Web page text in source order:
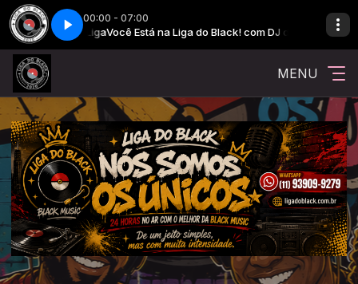
00:00 - 07:00
com DJ da LigaVocê Está na Liga do Black! com DJ da Liga
MENU